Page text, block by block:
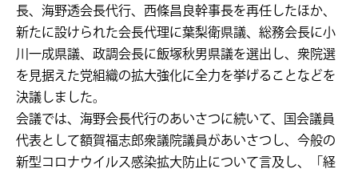
長、海野透会長代行、西條昌良幹事長を再任したほか、
新たに設けられた会長代理に葉梨衛県議、総務会長に小
川一成県議、政調会長に飯塚秋男県議を選出し、衆院選
を見据えた党組織の拡大強化に全力を挙げることなどを
決議しました。
会議では、海野会長代行のあいさつに続いて、国会議員
代表として額賀福志郎衆議院議員があいさつし、今般の
新型コロナウイルス感染拡大防止について言及し、「経